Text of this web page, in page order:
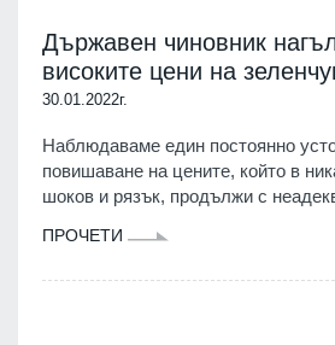
Държавен чиновник
високите цени на
30.01.2022г.
Наблюдаваме един постоянно
повишаване на цените, който в
шоков и рязък, продължи с
ПРОЧЕТИ